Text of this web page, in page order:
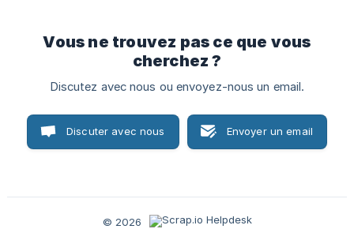
Vous ne trouvez pas ce que vous
cherchez ?
Discutez avec nous ou envoyez-nous un email.
Discuter avec nous Envoyer un email
© 2026